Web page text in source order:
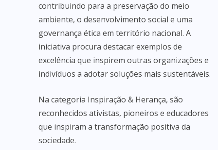
contribuindo para a preservação do meio
ambiente, o desenvolvimento social e uma
governança ética em território nacional. A
iniciativa procura destacar exemplos de
excelência que inspirem outras organizações e
indivíduos a adotar soluções mais sustentáveis.
Na categoria Inspiração & Herança, são
reconhecidos ativistas, pioneiros e educadores
que inspiram a transformação positiva da
sociedade.